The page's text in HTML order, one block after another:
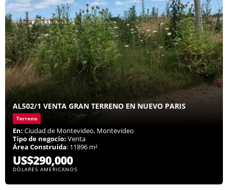
AL502/1 VENTA GRAN TERRENO EN NUEVO PARIS
Terreno
En: Ciudad de Montevideo, Montevideo
Tipo de negocio: Venta
Área Construida: 11896 m²
US$290,000
DÓLARES AMERICANOS